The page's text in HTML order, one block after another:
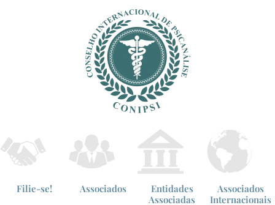
Filie-se! Associados
Entidades
Associadas
Associados
Internacionais